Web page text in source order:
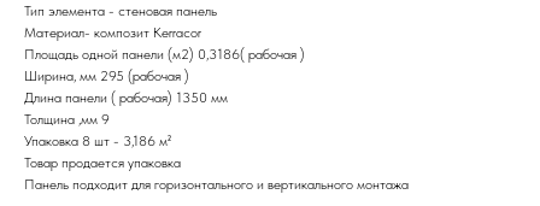
Тип элемента - стеновая панель
Материал- композит Kerracor
Площадь одной панели (м2) 0,3186( рабочая )
Ширина, мм 295 (рабочая )
Длина панели ( рабочая) 1350 мм
Толщина ,мм 9
Упаковка 8 шт - 3,186 м²
Товар продается упаковка
Панель подходит для горизонтального и вертикального монтажа